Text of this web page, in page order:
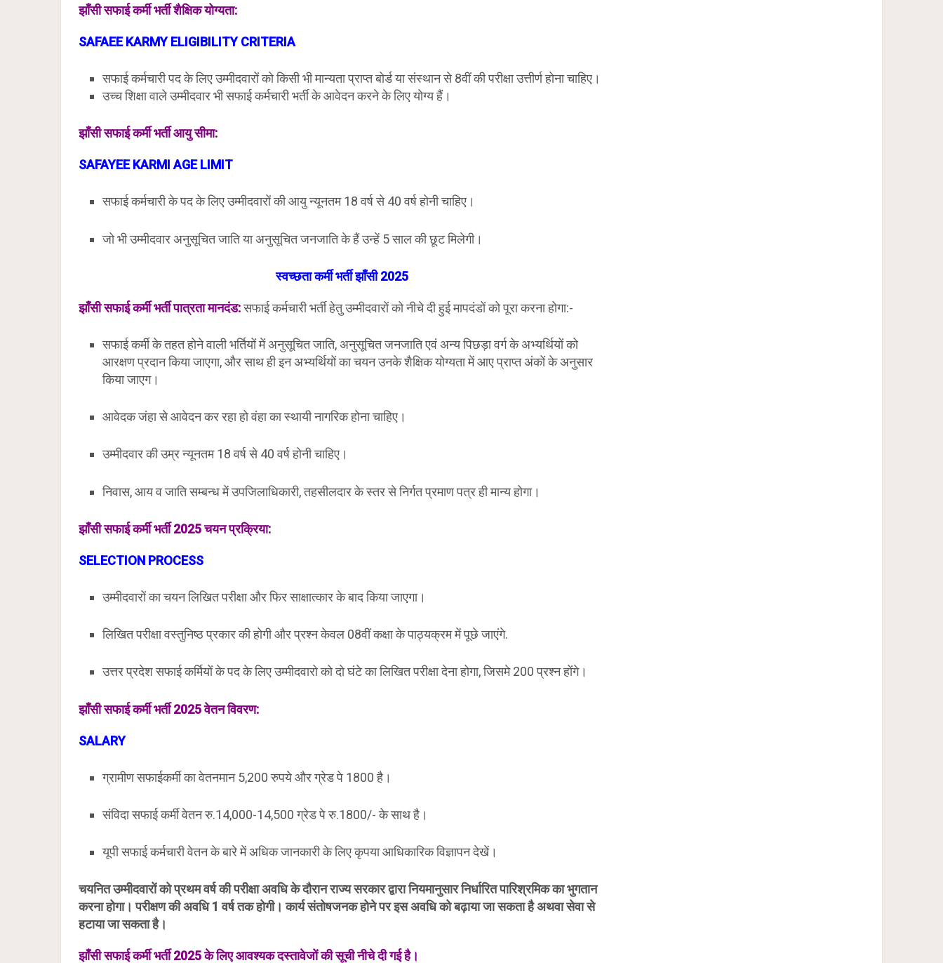
झाँसीसफाई कर्मी भर्ती शैक्षिक योग्यता:
SAFAEE KARMY ELIGIBILITYCRITERIA
सफाई कर्मचारी पद के लिए उम्मीदवारों को किसी भी मान्यता प्राप्त बोर्ड या संस्थान से 8वीं की परीक्षा उत्तीर्ण होना चाहिए।
उच्च शिक्षा वाले उम्मीदवार भी सफाई कर्मचारी भर्ती के आवेदन करने के लिए योग्य हैं।
झाँसीसफाई कर्मी भर्ती आयु सीमा:
SAFAYEE KARMI AGE LIMIT
सफाई कर्मचारी के पद के लिए उम्मीदवारों की आयु न्यूनतम 18 वर्ष से 40 वर्ष होनी चाहिए।
जो भी उम्मीदवार अनुसूचित जाति या अनुसूचित जनजाति के हैं उन्हें 5 साल की छूट मिलेगी।
स्वच्छता कर्मी भर्तीझाँसी2025
झाँसीसफाई कर्मी भर्ती पात्रता मानदंड:सफाई कर्मचारी भर्ती हेतु उम्मीदवारों को नीचे दी हुई मापदंडों को पूरा करना होगा:-
सफाई कर्मी के तहत होने वाली भर्तियों में अनुसूचित जाति, अनुसूचित जनजाति एवं अन्य पिछड़ा वर्ग के अभ्यर्थियों को
आरक्षण प्रदान किया जाएगा, और साथ ही इन अभ्यर्थियों का चयन उनके शैक्षिक योग्यता में आए प्राप्त अंकों के अनुसार
किया जाएग।
आवेदक जंहा से आवेदन कर रहा हो वंहा का स्थायी नागरिक होना चाहिए।
उम्मीदवार की उम्र न्यूनतम 18 वर्ष से 40 वर्ष होनी चाहिए।
निवास, आय व जाति सम्बन्ध में उपजिलाधिकारी, तहसीलदार के स्तर से निर्गत प्रमाण पत्र ही मान्य होगा।
झाँसीसफाई कर्मी भर्ती 2025 चयन प्रक्रिया:
SELECTION PROCESS
उम्मीदवारों का चयन लिखित परीक्षा और फिर साक्षात्कार के बाद किया जाएगा।
लिखित परीक्षा वस्तुनिष्ठ प्रकार की होगी और प्रश्न केवल 08वीं कक्षा के पाठ्यक्रम में पूछे जाएंगे.
उत्तर प्रदेश सफाई कर्मियों के पद के लिए उम्मीदवारो को दो घंटे का लिखित परीक्षा देना होगा, जिसमे 200 प्रश्न होंगे।
झाँसीसफाई कर्मी भर्ती 2025 वेतन विवरण:
SALARY
ग्रामीण सफाईकर्मी का वेतनमान 5,200 रुपये और ग्रेड पे 1800 है।
संविदा सफाई कर्मी वेतन रु.14,000-14,500 ग्रेड पे रु.1800/- के साथ है।
यूपी सफाई कर्मचारी वेतन के बारे में अधिक जानकारी के लिए कृपया आधिकारिक विज्ञापन देखें।
चयनित उम्मीदवारों को प्रथम वर्ष की परीक्षा अवधि के दौरान राज्य सरकार द्वारा नियमानुसार निर्धारित पारिश्रमिक का भुगतान
करना होगा। परीक्षण की अवधि 1 वर्ष तक होगी। कार्य संतोषजनक होने पर इस अवधि को बढ़ाया जा सकता है अथवा सेवा से
हटाया जा सकता है।
झाँसीसफाई कर्मी भर्ती 2025 के लिए आवश्यक दस्तावेजों की सूची नीचे दी गई है।